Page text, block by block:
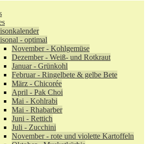
- optimal
November - Kohlgemüse
Dezember - Weiß- und Rotkraut
Januar - Grünkohl
Februar - Ringelbete & gelbe Bete
März - Chicorée
April - Pak Choi
Mai - Kohlrabi
Mai - Rhabarber
Juni - Rettich
Juli - Zucchini
November - rote und violette Kartoffeln